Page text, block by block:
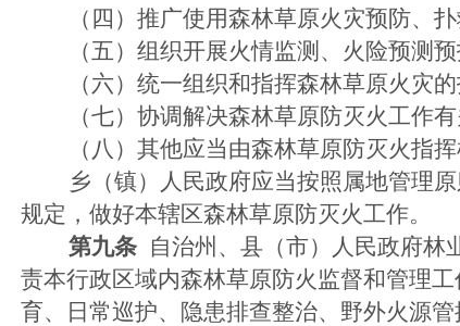
（四）推广使用森林草原火灾预防、扑
（五）组织开展火情监测、火险预测预
（六）统一组织和指挥森林草原火灾的
（七）协调解决森林草原防灭火工作有
（八）其他应当由森林草原防灭火指挥
乡（镇）人民政府应当按照属地管理原
规定，做好本辖区森林草原防灭火工作。
第九条 自治州、县（市）人民政府林
责本行政区域内森林草原防火监督和管理
育、日常巡护、隐患排查整治、野外火源管